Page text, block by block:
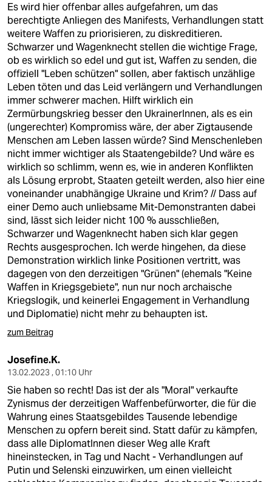
Es wird hier offenbar alles aufgefahren, um das
berechtigte Anliegen des Manifests, Verhandlungen statt
weitere Waffen zu priorisieren, zu diskreditieren.
Schwarzer und Wagenknecht stellen die wichtige Frage,
ob es wirklich so edel und gut ist, Waffen zu senden, die
offiziell "Leben schützen" sollen, aber faktisch unzählige
Leben töten und das Leid verlängern und Verhandlungen
immer schwerer machen. Hilft wirklich ein
Zermürbungskrieg besser den UkrainerInnen, als es ein
(ungerechter) Kompromiss wäre, der aber Zigtausende
Menschen am Leben lassen würde? Sind Menschenleben
nicht immer wichtiger als Staatengebilde? Und wäre es
wirklich so schlimm, wenn es, wie in anderen Konflikten
als Lösung erprobt, Staaten geteilt werden, also hier eine
voneinander unabhängige Ukraine und Krim? // Dass auf
einer Demo auch unliebsame Mit-Demonstranten dabei
sind, lässt sich leider nicht 100 % ausschließen,
Schwarzer und Wagenknecht haben sich klar gegen
Rechts ausgesprochen. Ich werde hingehen, da diese
Demonstration wirklich linke Positionen vertritt, was
dagegen von den derzeitigen "Grünen" (ehemals "Keine
Waffen in Kriegsgebiete", nun nur noch archaische
Kriegslogik, und keinerlei Engagement in Verhandlung
und Diplomatie) nicht mehr zu behaupten ist.
zum Beitrag
Josefine.K.
13.02.2023 , 01:10 Uhr
Sie haben so recht! Das ist der als "Moral" verkaufte
Zynismus der derzeitigen Waffenbefürworter, die für die
Wahrung eines Staatsgebildes Tausende lebendige
Menschen zu opfern bereit sind. Statt dafür zu kämpfen,
dass alle DiplomatInnen dieser Weg alle Kraft
hineinstecken, in Tag und Nacht - Verhandlungen auf
Putin und Selenski einzuwirken, um einen vielleicht